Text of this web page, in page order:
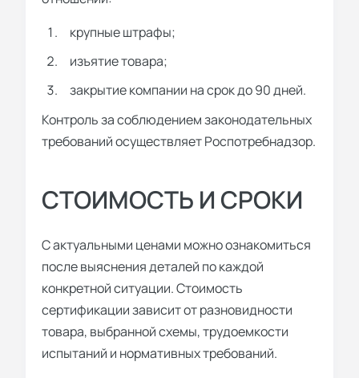
крупные штрафы;
изъятие товара;
закрытие компании на срок до 90 дней.
Контроль за соблюдением законодательных
требований осуществляет Роспотребнадзор.
СТОИМОСТЬ И СРОКИ
С актуальными ценами можно ознакомиться
после выяснения деталей по каждой
конкретной ситуации. Стоимость
сертификации зависит от разновидности
товара, выбранной схемы, трудоемкости
испытаний и нормативных требований.